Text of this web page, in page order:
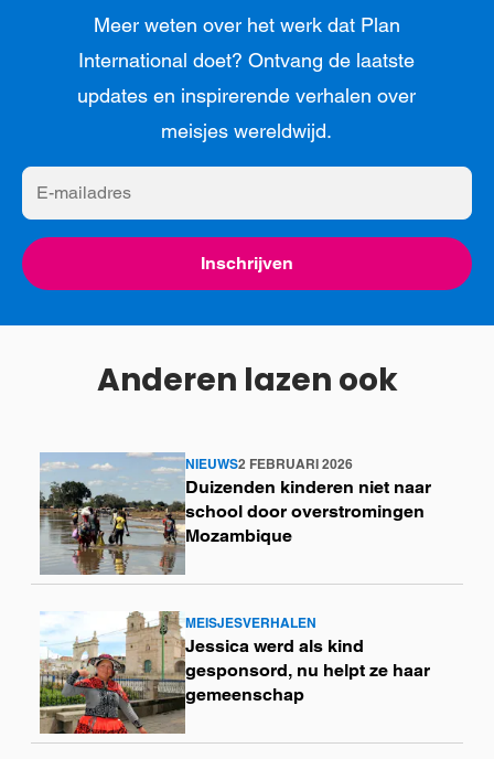
Meer weten over het werk dat Plan
International doet? Ontvang de laatste
updates en inspirerende verhalen over
meisjes wereldwijd.
E-
mailadres
Inschrijven
Anderen lazen ook
NIEUWS2 FEBRUARI 2026
Duizenden kinderen niet naar
school door overstromingen
Mozambique
Lees
meer
MEISJESVERHALEN
Jessica werd als kind
gesponsord, nu helpt ze haar
gemeenschap
Lees
meer